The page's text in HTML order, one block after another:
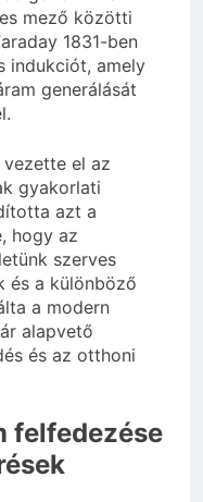
mező közötti
1831-ben
indukciót, amely
generálását
el az
gyakorlati
azt a
hogy az
szerves
és a különböző
a modern
alapvető
és az otthoni
felfedezése